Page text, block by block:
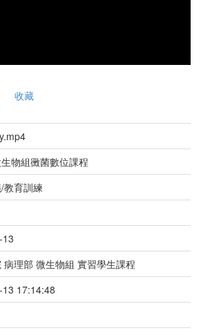
收藏
物組黴菌數位課程
教育訓練
病理部 微生物組 實習學生課程
17:14:48